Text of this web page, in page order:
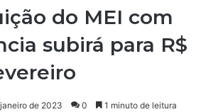
do MEI com
subirá para R$
de 2023 0 1 minuto de leitura